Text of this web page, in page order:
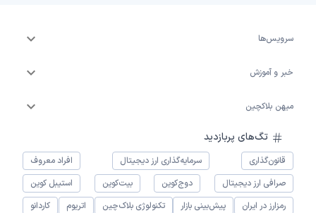
سرویس‌ها
خبر و آموزش
میهن بلاکچین
تگ‌های پربازدید
قانون‌گذاری سرمایه‌گذاری ارز دیجیتال
افراد معروف
صرافی ارز دیجیتال
دوج‌کوین بیت‌کوین
استیبل کوین
رمزارز در ایران
پیش‌بینی بازار تکنولوژی بلاک‌چین اتریوم
کاردانو